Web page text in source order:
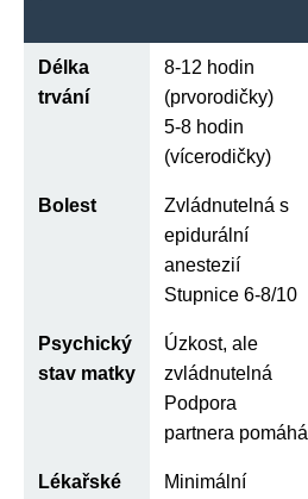
Délka
trvání
8-12 hodin
(prvorodičky)
5-8 hodin
(vícerodičky)
Bolest
Zvládnutelná s
epidurální
anestezií
Stupnice 6-8/10
Psychický
stav matky
Úzkost, ale
zvládnutelná
Podpora
partnera pomáhá
Lékařské
Minimální